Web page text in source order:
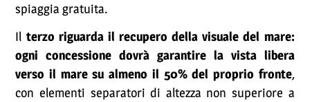
spiaggia gratuita.
Il terzo riguarda il recupero della visuale del mare:
ogni concessione dovrà garantire la vista libera
verso il mare su almeno il 50% del proprio fronte,
con elementi separatori di altezza non superiore a